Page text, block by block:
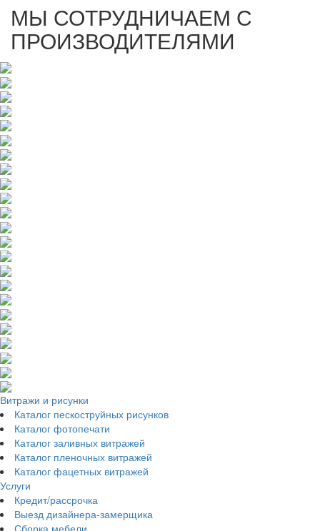
МЫ СОТРУДНИЧАЕМ С
ПРОИЗВОДИТЕЛЯМИ
Витражи и рисунки
Каталог пескоструйных рисунков
Каталог фотопечати
Каталог заливных витражей
Каталог пленочных витражей
Каталог фацетных витражей
Услуги
Кредит/рассрочка
Выезд дизайнера-замерщика